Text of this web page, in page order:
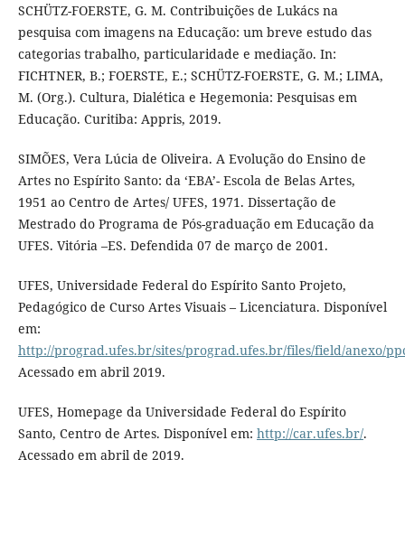
SCHÜTZ-FOERSTE, G. M. Contribuições de Lukács na
pesquisa com imagens na Educação: um breve estudo das
categorias trabalho, particularidade e mediação. In:
FICHTNER, B.; FOERSTE, E.; SCHÜTZ-FOERSTE, G. M.; LIMA,
M. (Org.). Cultura, Dialética e Hegemonia: Pesquisas em
Educação. Curitiba: Appris, 2019.
SIMÕES, Vera Lúcia de Oliveira. A Evolução do Ensino de
Artes no Espírito Santo: da ‘EBA’- Escola de Belas Artes,
1951 ao Centro de Artes/ UFES, 1971. Dissertação de
Mestrado do Programa de Pós-graduação em Educação da
UFES. Vitória –ES. Defendida 07 de março de 2001.
UFES, Universidade Federal do Espírito Santo Projeto,
Pedagógico de Curso Artes Visuais – Licenciatura. Disponível
em:
http://prograd.ufes.br/sites/prograd.ufes.br/files/field/anexo/
Acessado em abril 2019.
UFES, Homepage da Universidade Federal do Espírito
Santo, Centro de Artes. Disponível em: http://car.ufes.br/.
Acessado em abril de 2019.